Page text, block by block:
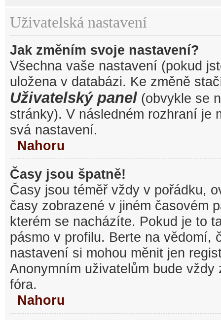
Uživatelská nastavení
Jak změním svoje nastavení?
Všechna vaše nastavení (pokud
uložena v databázi. Ke změně
Uživatelský panel (obvykle se
stránky). V následném rozhraní je
svá nastavení.
Nahoru
Časy jsou špatně!
Časy jsou téměř vždy v pořádku,
časy zobrazené v jiném časovém
kterém se nacházíte. Pokud je to
pásmo v profilu. Berte na vědomí,
nastavení si mohou měnit jen
Anonymním uživatelům bude
fóra.
Nahoru